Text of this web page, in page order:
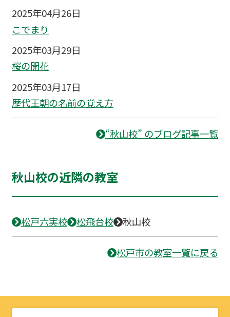
2025年04月26日
こでまり
2025年03月29日
桜の開花
2025年03月17日
歴代王朝の名前の覚え方
“秋山校” のブログ記事一覧
秋山校の近隣の教室
松戸六実校 松飛台校 秋山校
松戸市の教室一覧に戻る